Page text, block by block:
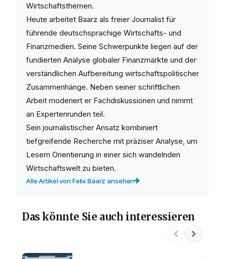
Wirtschaftsthemen.
Heute arbeitet Baarz als freier Journalist für
führende deutschsprachige Wirtschafts- und
Finanzmedien. Seine Schwerpunkte liegen auf der
fundierten Analyse globaler Finanzmärkte und der
verständlichen Aufbereitung wirtschaftspolitischer
Zusammenhänge. Neben seiner schriftlichen
Arbeit moderiert er Fachdiskussionen und nimmt
an Expertenrunden teil.
Sein journalistischer Ansatz kombiniert
tiefgreifende Recherche mit präziser Analyse, um
Lesern Orientierung in einer sich wandelnden
Wirtschaftswelt zu bieten.
Alle Artikel von Felix Baarz ansehen
Das könnte Sie auch interessieren